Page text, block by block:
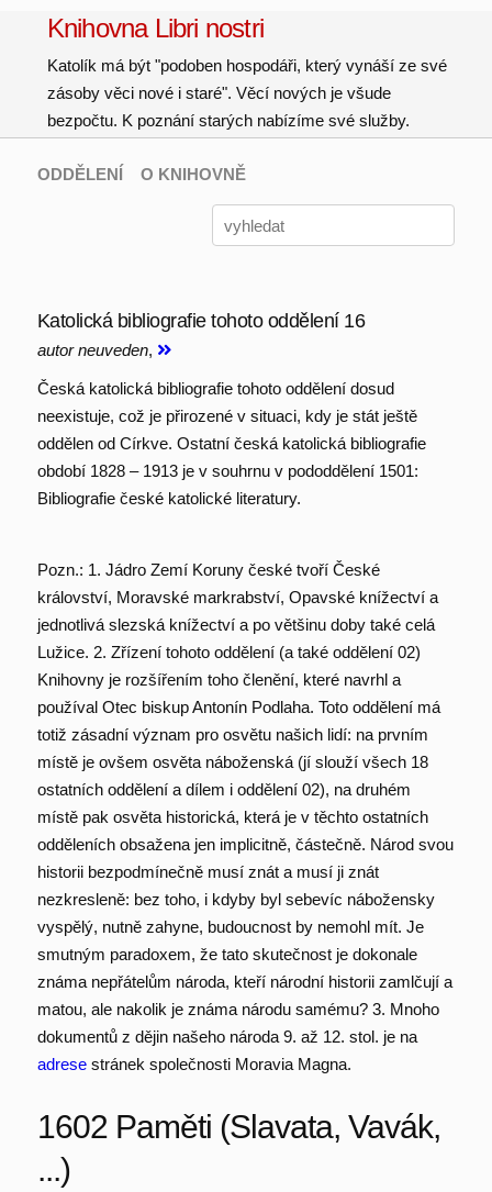
Knihovna Libri nostri
Katolík má být "podoben hospodáři, který vynáší ze své
zásoby věci nové i staré". Věcí nových je všude
bezpočtu. K poznání starých nabízíme své služby.
ODDĚLENÍ O KNIHOVNĚ
Katolická bibliografie tohoto oddělení 16
autor neuveden,
Česká katolická bibliografie tohoto oddělení dosud
neexistuje, což je přirozené v situaci, kdy je stát ještě
oddělen od Církve. Ostatní česká katolická bibliografie
období 1828 – 1913 je v souhrnu v pododdělení 1501:
Bibliografie české katolické literatury.
Pozn.: 1. Jádro Zemí Koruny české tvoří České
království, Moravské markrabství, Opavské knížectví a
jednotlivá slezská knížectví a po většinu doby také celá
Lužice. 2. Zřízení tohoto oddělení (a také oddělení 02)
Knihovny je rozšířením toho členění, které navrhl a
používal Otec biskup Antonín Podlaha. Toto oddělení má
totiž zásadní význam pro osvětu našich lidí: na prvním
místě je ovšem osvěta náboženská (jí slouží všech 18
ostatních oddělení a dílem i oddělení 02), na druhém
místě pak osvěta historická, která je v těchto ostatních
odděleních obsažena jen implicitně, částečně. Národ svou
historii bezpodmínečně musí znát a musí ji znát
nezkresleně: bez toho, i kdyby byl sebevíc nábožensky
vyspělý, nutně zahyne, budoucnost by nemohl mít. Je
smutným paradoxem, že tato skutečnost je dokonale
známa nepřátelům národa, kteří národní historii zamlčují a
matou, ale nakolik je známa národu samému? 3. Mnoho
dokumentů z dějin našeho národa 9. až 12. stol. je na
adresestránek společnosti Moravia Magna.
1602 Paměti (Slavata, Vavák,
...)